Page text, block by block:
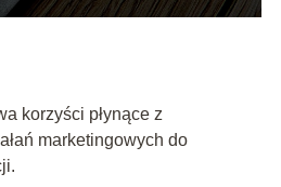
korzyści płynące z
marketingowych do